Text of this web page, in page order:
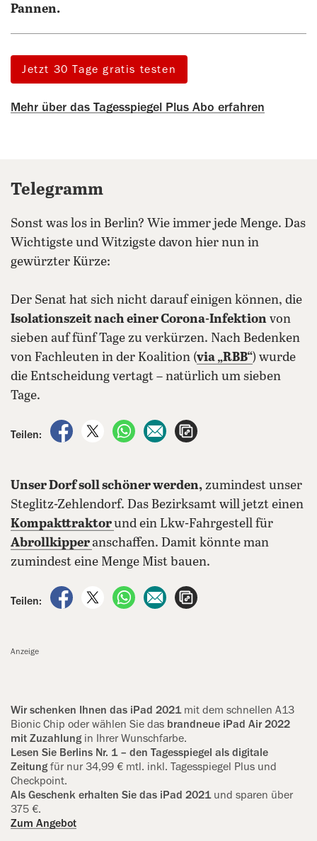
Pannen.
Jetzt 30 Tage gratis testen
Mehr über das Tagesspiegel Plus Abo erfahren
Telegramm
Sonst was los in Berlin? Wie immer jede Menge. Das
Wichtigste und Witzigste davon hier nun in
gewürzter Kürze:
Der Senat hat sich nicht darauf einigen können, die
Isolationszeit nach einer Corona-Infektion von
sieben auf fünf Tage zu verkürzen. Nach Bedenken
von Fachleuten in der Koalition (via „RBB“) wurde
die Entscheidung vertagt – natürlich um sieben
Tage.
Teilen:
auf Facebook teilen
auf X teilenper WhatsApp teilen
per E-Mail teilen
Unser Dorf soll schöner werden, zumindest unser
Steglitz-Zehlendorf. Das Bezirksamt will jetzt einen
Kompakttraktorund ein Lkw-Fahrgestell für
Abrollkipperanschaffen. Damit könnte man
zumindest eine Menge Mist bauen.
Teilen:
auf Facebook teilen
auf X teilenper WhatsApp teilen
per E-Mail teilen
Anzeige
Wir schenken Ihnen das iPad 2021mit dem schnellen A13
Bionic Chip oder wählen Sie das brandneue iPad Air 2022
mit Zuzahlungin Ihrer Wunschfarbe.
Lesen Sie Berlins Nr. 1 – den Tagesspiegel als digitale
Zeitungfür nur 34,99 € mtl. inkl. Tagesspiegel Plus und
Checkpoint.
Als Geschenk erhalten Sie das iPad 2021und sparen über
375 €.
Zum Angebot